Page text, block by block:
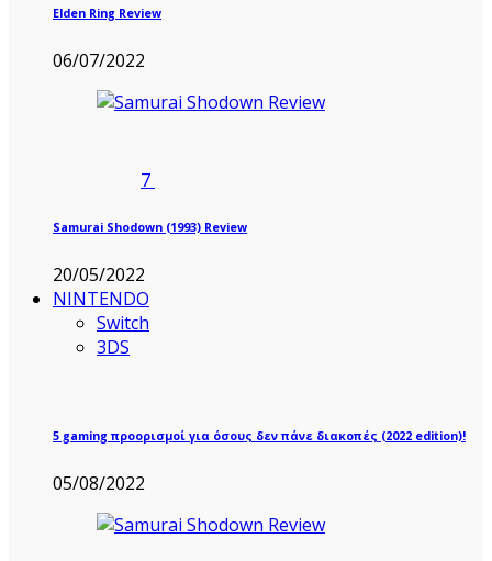
Elden Ring Review
06/07/2022
7
Samurai Shodown (1993) Review
20/05/2022
NINTENDO
Switch
3DS
5 gaming προορισμοί για όσους δεν πάνε διακοπές (2022 edition)!
05/08/2022